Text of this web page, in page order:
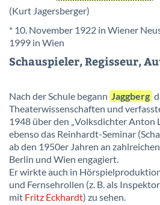
(Kurt Jagersberger)
* 10. November 1922 in Wiener
1999 in Wien
Schauspieler, Regisseur,
Nach der Schule begann Jaggberg
Theaterwissenschaften und
1948 über den „Volksdichter Anton
ebenso das Reinhardt-Seminar
ab den 1950er Jahren an
Berlin und Wien engagiert.
Er wirkte auch in
und Fernsehrollen (z. B. als
mit Fritz Eckhardt) zu sehen.